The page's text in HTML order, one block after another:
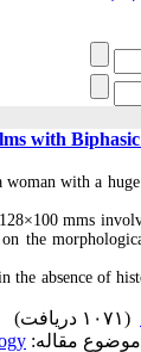
with
with a
mms
the
the absence of
(۱۰۷۱ دریافت)
مقاله: